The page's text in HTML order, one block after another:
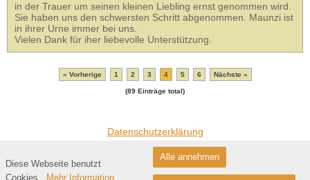
in der Trauer um seinen kleinen Liebling ernst genommen wird.
Sie haben uns den schwersten Schritt abgenommen. Maunzi ist
in ihrer Urne immer bei uns.
Vielen Dank für iher liebevolle Unterstützung.
« Vorherige 1 2 3 4 5 6 Nächste »
(89 Einträge total)
Datenschutzerklärung
Inh. : Sibylle Lewalski ,64750 Lützelbach und Aschaffenburg - petfuneral@web.de - Tel.:0160
251 42 50
Diese Webseite benutzt
Cookies.
Mehr Information
Alle annehmen